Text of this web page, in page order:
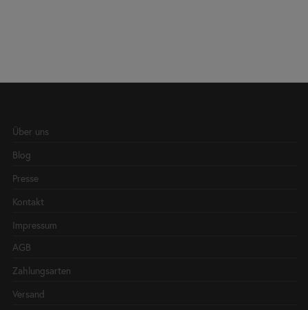
Über uns
Blog
Presse
Kontakt
Impressum
AGB
Zahlungsarten
Versand